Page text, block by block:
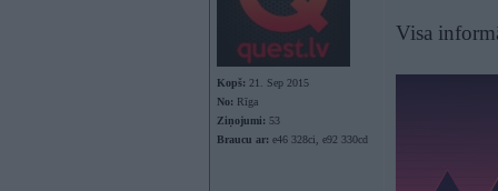
Kopš: 21. Sep 2015
No: Rīga
Ziņojumi: 53
Braucu ar: e46 328ci, e92 330cd
Visa